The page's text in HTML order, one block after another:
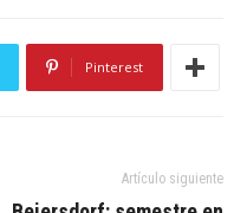
Pinterest
Artículo siguiente